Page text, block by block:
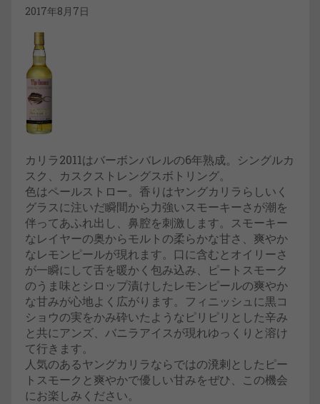
2017年8月7日
カリラ2011はバーボンバレルの6年熟成。シングルカ
スク、カスクストレングスボトリング。
色はペールストロー。香りはヤングカリラらしいく
グラスに注いだ瞬間から力強いスモーキーさが潮を
伴ってあふれ出し、鼻腔を刺激します。スモーキー
なレイヤーの奥からモルトの柔らかな甘さ、爽やか
なレモンピールが現れます。口に含むとオイリーさ
が一瞬にして舌を暖かく包み込み、ピートスモーク
のうま味とシロップ漬けしたレモンピールの爽やか
な甘みが心地よく広がります。フィニッシュに黒コ
ショウの実をかみ砕いたようなピリピリとした辛み
と共にアンズ、バニラアイスが現れゆっくりと溶け
て行きます。
人気のあるヤングカリラならではの溌剌としたピー
トスモークと爽やかで優しい甘みをぜひ、この機会
にお楽しみください。